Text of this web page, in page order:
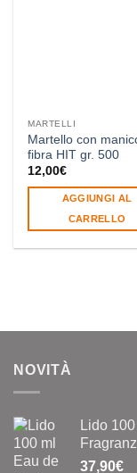
MARTELLI
Martello con
fibra HIT gr. 500
12,00€
AGGIUNGI AL
CARRELLO
NOVITÀ
Lido
37,90€